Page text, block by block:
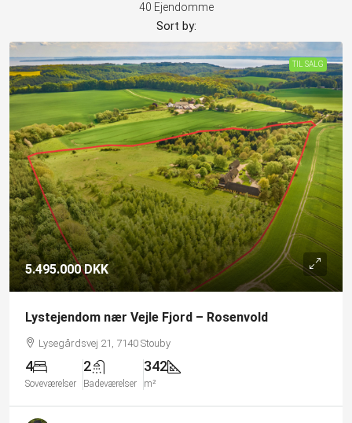
40 Ejendomme
Sort by:
TIL SALG
5.495.000 DKK
Lystejendom nær Vejle Fjord – Rosenvold
Lysegårdsvej 21, 7140 Stouby
4
Soveværelser
2
Badeværelser
342
m²